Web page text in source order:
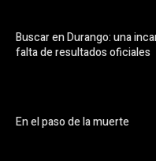
Buscar en Durango: una
falta de resultados oficiales
En el paso de la muerte